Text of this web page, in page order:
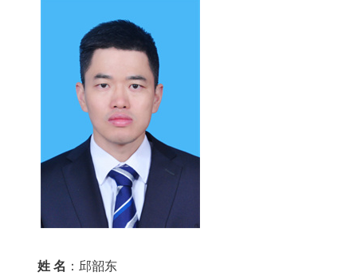
姓 名 ：邱韶东